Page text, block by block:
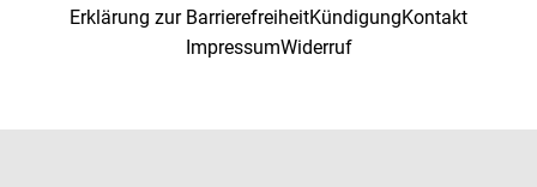
Erklärung zur BarrierefreiheitKündigungKontakt
ImpressumWiderruf